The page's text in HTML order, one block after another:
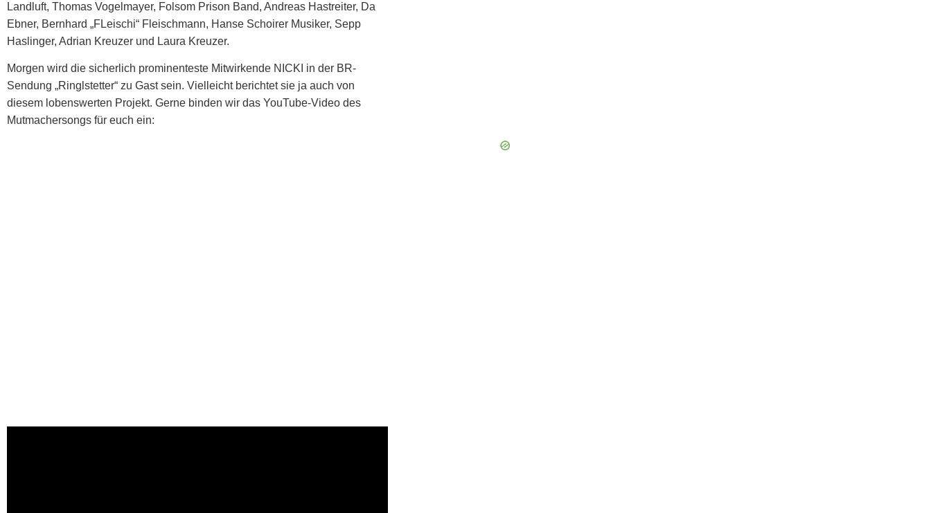
Landluft, Thomas Vogelmayer, Folsom Prison Band, Andreas Hastreiter, Da
Ebner, Bernhard „FLeischi“ Fleischmann, Hanse Schoirer Musiker, Sepp
Haslinger, Adrian Kreuzer und Laura Kreuzer.
Morgen wird die sicherlich prominenteste Mitwirkende NICKI in der BR-
Sendung „Ringlstetter“ zu Gast sein. Vielleicht berichtet sie ja auch von
diesem lobenswerten Projekt. Gerne binden wir das YouTube-Video des
Mutmachersongs für euch ein: